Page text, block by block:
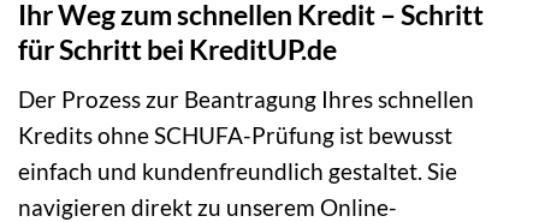
Ihr Weg zum schnellen Kredit – Schritt
für Schritt bei KreditUP.de
Der Prozess zur Beantragung Ihres schnellen
Kredits ohne SCHUFA-Prüfung ist bewusst
einfach und kundenfreundlich gestaltet. Sie
navigieren direkt zu unserem Online-